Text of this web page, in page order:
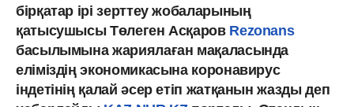
бірқатар ірі зерттеу жобаларының
қатысушысы Төлеген АсқаровRezonans
басылымына жариялаған мақаласында
еліміздің экономикасына коронавирус
індетінің қалай әсер етіп жатқанын жазды деп